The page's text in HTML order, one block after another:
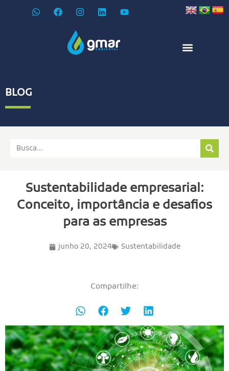
BLOG
Sustentabilidade empresarial:
Conceito, importância e desafios
para as empresas
junho 20, 2024 Sustentabilidade
Compartilhe: